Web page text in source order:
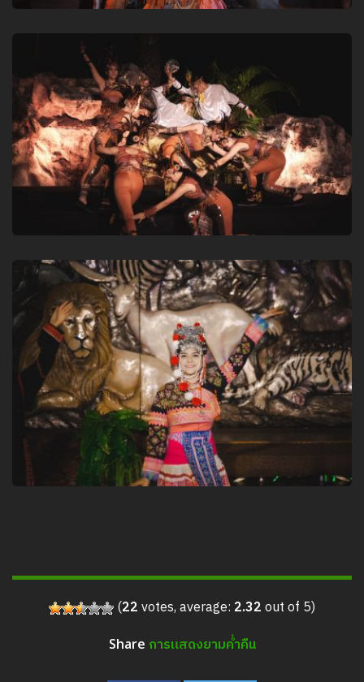
(22votes, average: 2.32out of 5)
Share การแสดงยามค่ำคืน